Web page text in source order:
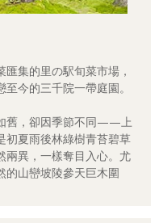
集的里の駅旬菜市場，
今的三千院一帶庭園。
舊，卻因季節不同——上
初夏雨後林綠樹青苔碧草
兩異，一樣奪目入心。尤
的山巒坡陵參天巨木圍